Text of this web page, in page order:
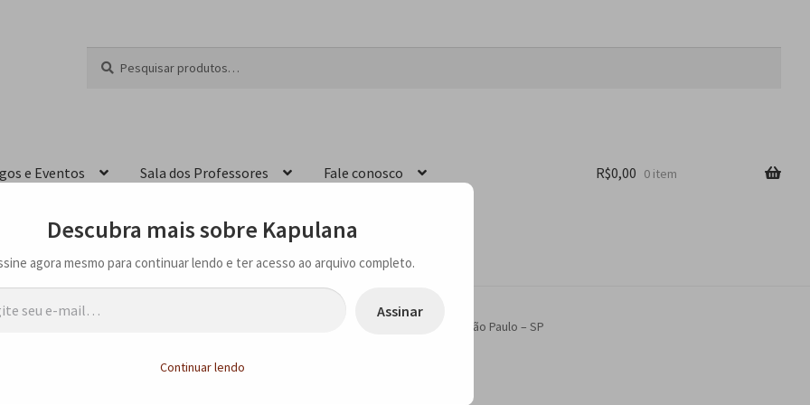
por:
e Eventos Sala dos Professores Fale conosco R$0,00 0 item
“Um rio preso nas mãos” de Ana Paula Tavares na Biblioteca Mário de Andrade em São Paulo – SP
Descubra mais sobre Kapulana
agora mesmo para continuar lendo e ter acesso ao arquivo completo.
Assinar
Continuar lendo